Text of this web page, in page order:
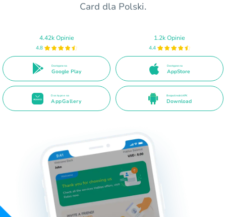
Card dla Polski.
4.42k Opinie
4.8
Dostępne na
Google Play
1.2k Opinie
4.4
Dostępne na
AppStore
Dostępne na
AppGallery
Bezpośredni APK
Download